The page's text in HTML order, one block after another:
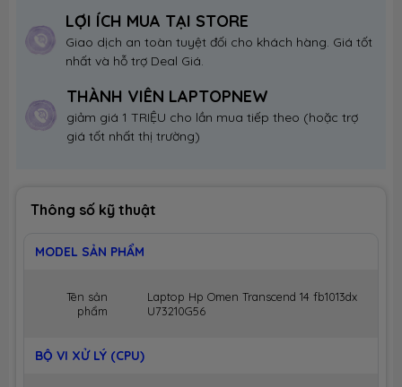
LỢI ÍCH MUA TẠI STORE
Giao dịch an toàn tuyệt đối cho khách hàng. Giá tốt
nhất và hỗ trợ Deal Giá.
THÀNH VIÊN LAPTOPNEW
giảm giá 1 TRIỆU cho lần mua tiếp theo (hoặc trợ
giá tốt nhất thị trường)
Thông số kỹ thuật
MODEL SẢN PHẨM
Tên sản
phẩm
Laptop Hp Omen Transcend 14 fb1013dx
U73210G56
BỘ VI XỬ LÝ (CPU)